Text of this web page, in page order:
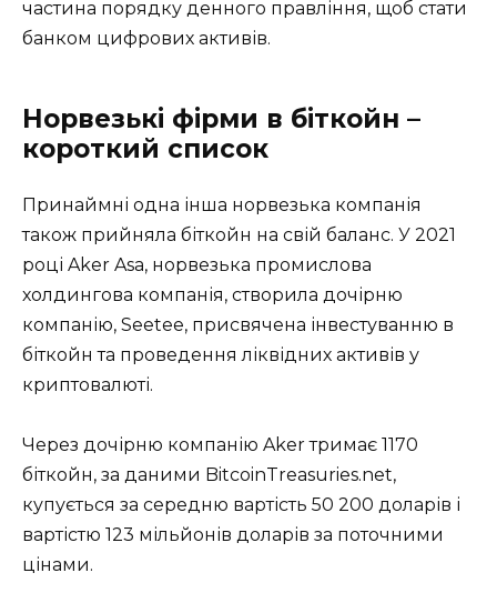
частина порядку денного правління, щоб стати
банком цифрових активів.
Норвезькі фірми в біткойн –
короткий список
Принаймні одна інша норвезька компанія
також прийняла біткойн на свій баланс. У 2021
році Aker Asa, норвезька промислова
холдингова компанія, створила дочірню
компанію, Seetee, присвячена інвестуванню в
біткойн та проведення ліквідних активів у
криптовалюті.
Через дочірню компанію Aker тримає 1170
біткойн, за даними BitcoinTreasuries.net,
купується за середню вартість 50 200 доларів і
вартістю 123 мільйонів доларів за поточними
цінами.